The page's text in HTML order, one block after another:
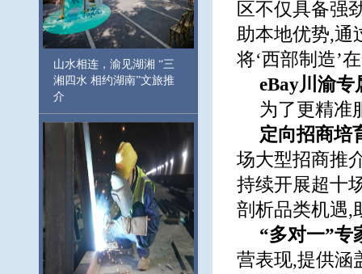
山水相连，渝见湖湘 “三
湘四水 相约湖南”文旅推
介
区不仅具备强
助本地优势,通
将‘西部制造’
eBay川渝
为了更精准
定向招商培
场大型招商推
持续开展超十
剖析品类机遇,
“多对一”专
营表现,提供涵